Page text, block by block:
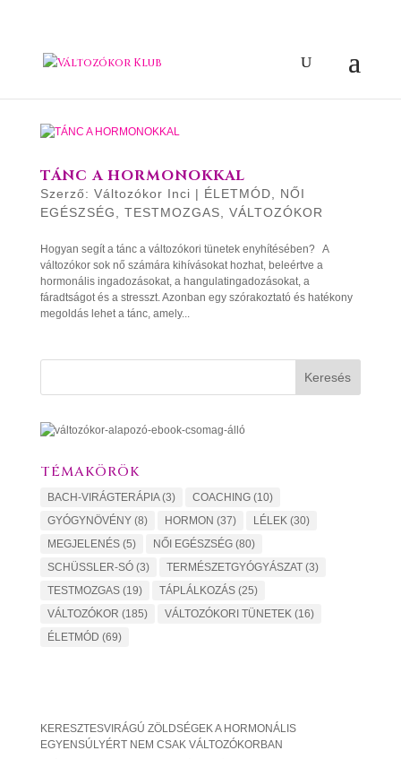
TÁNC A HORMONOKKAL
Szerző: Változókor Inci | ÉLETMÓD
NŐI
EGÉSZSÉG
TESTMOZGAS VÁLTOZÓKOR
Hogyan segít a tánc a változókori tünetek enyhítésében? A
változókor sok nő számára kihívásokat hozhat, beleértve a
hormonális ingadozásokat, a hangulatingadozásokat, a
fáradtságot és a stresszt. Azonban egy szórakoztató és hatékony
megoldás lehet a tánc, amely...
Keresés
TÉMAKÖRÖK
BACH-VIRÁGTERÁPIA(3) COACHING(10)
GYÓGYNÖVÉNY(8) HORMON (37) LÉLEK(30)
MEGJELENÉS(5) NŐI EGÉSZSÉG(80)
SCHÜSSLER-SÓ(3) TERMÉSZETGYÓGYÁSZAT(3)
TESTMOZGAS(19) TÁPLÁLKOZÁS(25)
VÁLTOZÓKOR (185) VÁLTOZÓKORI TÜNETEK(16)
ÉLETMÓD (69)
KERESZTESVIRÁGÚ ZÖLDSÉGEK A HORMONÁLIS
EGYENSÚLYÉRT NEM CSAK VÁLTOZÓKORBAN